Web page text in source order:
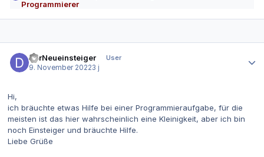
Programmierer
DerNeueinsteiger
User
9. November 20223 j
Hi,
ich bräuchte etwas Hilfe bei einer Programmieraufgabe, für die
meisten ist das hier wahrscheinlich eine Kleinigkeit, aber ich bin
noch Einsteiger und bräuchte Hilfe.
Liebe Grüße